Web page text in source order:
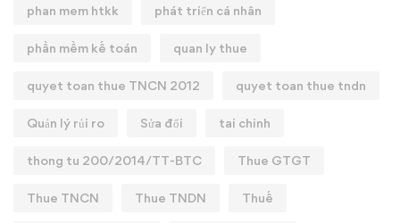
phan mem htkk phát triển cá nhân
phần mềm kế toán quan ly thue
quyet toan thue TNCN 2012 quyet toan thue tndn
Quản lý rủi ro Sửa đổi tai chinh
thong tu 200/2014/TT-BTC Thue GTGT
Thue TNCN Thue TNDN Thuế